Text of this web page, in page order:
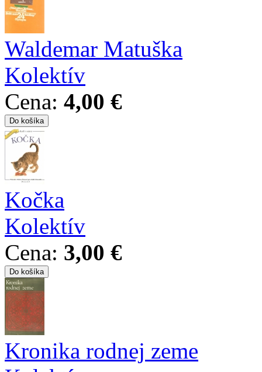
Waldemar Matuška
Kolektív
Cena: 4,00 €
Kočka
Kolektív
Cena: 3,00 €
Kronika rodnej zeme